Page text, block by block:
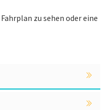
zu sehen oder eine